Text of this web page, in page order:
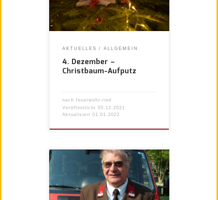
AKTUELLES ALLGEMEIN
4. Dezember –
Christbaum-Aufputz
nach feuerwehr-ried
Veröffentlicht 05.12.2021
Aktualisiert 01.01.2022